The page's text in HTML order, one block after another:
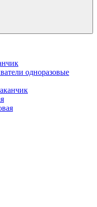
одноразовые